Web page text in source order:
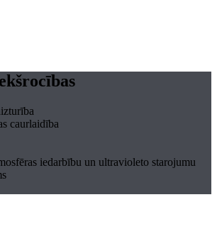
caurlaidība
iedarbību un ultravioleto starojumu